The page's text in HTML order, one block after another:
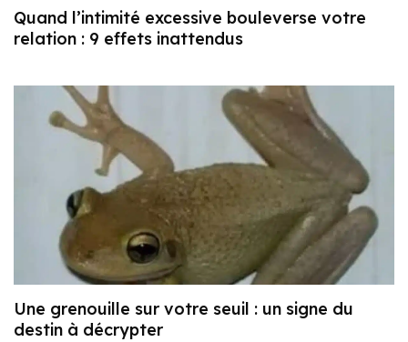
Quand l’intimité excessive bouleverse votre
relation : 9 effets inattendus
Une grenouille sur votre seuil : un signe du
destin à décrypter